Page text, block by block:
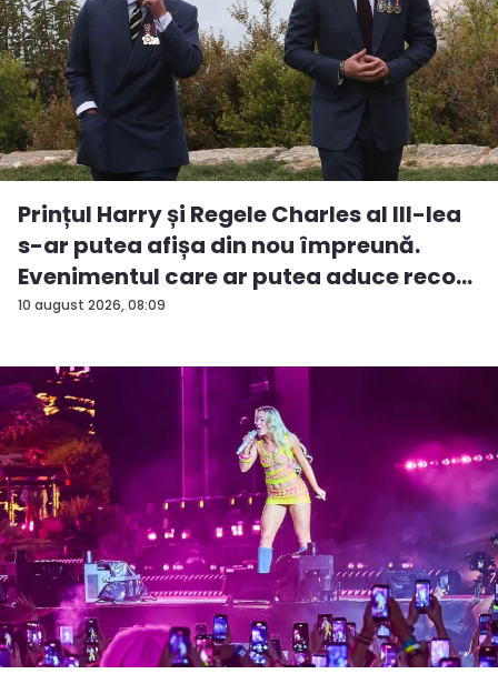
10 august 2026, 08:09
Prințul Harry și Regele Charles al III-lea
s-ar putea afișa din nou împreună.
Evenimentul care ar putea aduce reco...